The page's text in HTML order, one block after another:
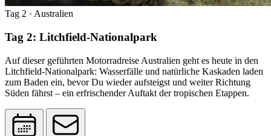
Tag 2 · Australien
Tag 2: Litchfield-Nationalpark
Auf dieser geführten Motorradreise Australien geht es heute in den
Litchfield-Nationalpark: Wasserfälle und natürliche Kaskaden laden
zum Baden ein, bevor Du wieder aufsteigst und weiter Richtung
Süden fährst – ein erfrischender Auftakt der tropischen Etappen.